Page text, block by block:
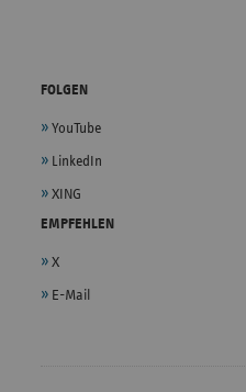
FOLGEN
YouTube
LinkedIn
XING
EMPFEHLEN
X
E-Mail